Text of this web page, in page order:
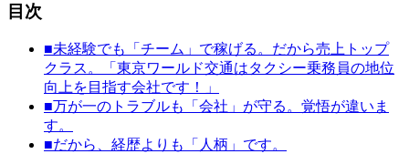
目次
■未経験でも「チーム」で稼げる。だから売上トップ
クラス。「東京ワールド交通はタクシー乗務員の地位
向上を目指す会社です！」
■万が一のトラブルも「会社」が守る。覚悟が違いま
す。
■だから、経歴よりも「人柄」です。